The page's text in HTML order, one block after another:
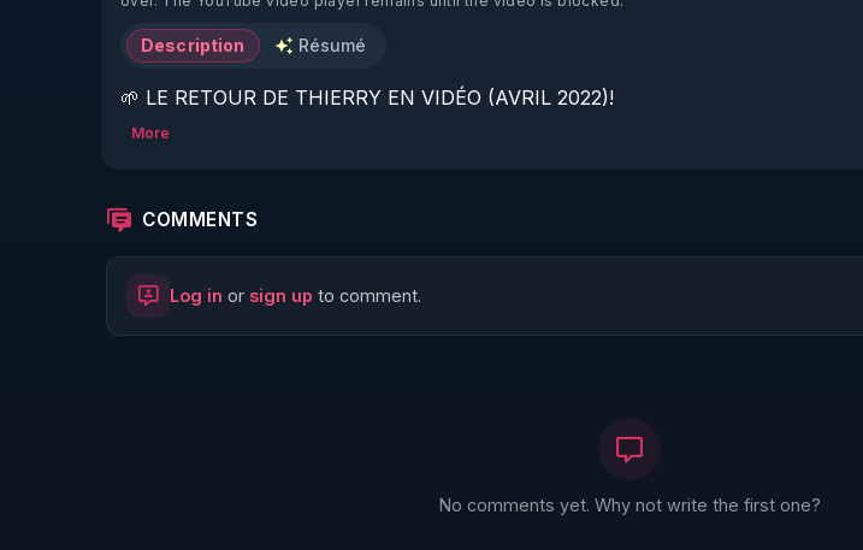
Description Résumé
🌱 LE RETOUR DE THIERRY EN VIDÉO (AVRIL 2022)!
🌱 LE MAGAZINE RÉGÉNÈRE
http://rgnr.li/ymag
More
COMMENTS
Log in or sign up to comment.
No comments yet. Why not write the first one?